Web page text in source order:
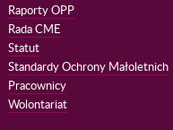
Raporty OPP
Rada CME
Statut
Standardy Ochrony Małoletnich
Pracownicy
Wolontariat